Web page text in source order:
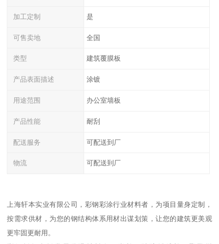
加工定制 是
可售卖地 全国
类型 建筑覆膜板
产品表面描述 涂镀
用途范围 办公室墙板
产品性能 耐刮
配送服务 可配送到厂
物流 可配送到厂
上海轩本实业有限公司，彩钢彩涂行业材料者，为项目量身定制，
按需求供材，为您的钢结构体系用材出谋划策，让您的建筑更美观
更牢固更耐用。